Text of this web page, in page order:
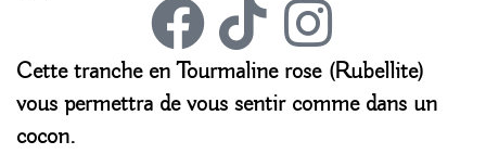
Cette tranche en Tourmaline rose (Rubellite)
vous permettra de vous sentir comme dans un
cocon.